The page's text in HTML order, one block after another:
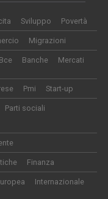
Sviluppo Povertà
Migrazioni
Bce Banche Mercati
Pmi Start-up
Parti sociali
Finanza
Internazionale